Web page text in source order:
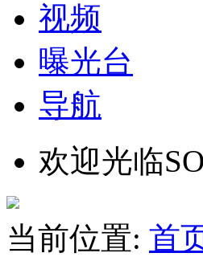
视频
曝光台
导航
欢迎光临
当前位置: 首